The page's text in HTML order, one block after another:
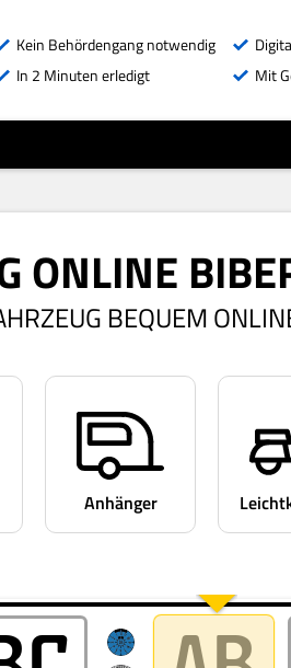
Kein Behördengang notwendig
In 2 Minuten erledigt
Mit
ONLINE
BEQUEM
Anhänger